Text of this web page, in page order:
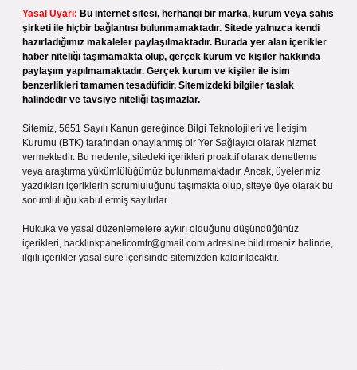
Yasal Uyarı: Bu internet sitesi, herhangi bir marka, kurum veya şahıs
şirketi ile hiçbir bağlantısı bulunmamaktadır. Sitede yalnızca kendi
hazırladığımız makaleler paylaşılmaktadır. Burada yer alan içerikler
haber niteliği taşımamakta olup, gerçek kurum ve kişiler hakkında
paylaşım yapılmamaktadır. Gerçek kurum ve kişiler ile isim
benzerlikleri tamamen tesadüfidir. Sitemizdeki bilgiler taslak
halindedir ve tavsiye niteliği taşımazlar.
Sitemiz, 5651 Sayılı Kanun gereğince Bilgi Teknolojileri ve İletişim
Kurumu (BTK) tarafından onaylanmış bir Yer Sağlayıcı olarak hizmet
vermektedir. Bu nedenle, sitedeki içerikleri proaktif olarak denetleme
veya araştırma yükümlülüğümüz bulunmamaktadır. Ancak, üyelerimiz
yazdıkları içeriklerin sorumluluğunu taşımakta olup, siteye üye olarak bu
sorumluluğu kabul etmiş sayılırlar.
Hukuka ve yasal düzenlemelere aykırı olduğunu düşündüğünüz
içerikleri, backlinkpanelicomtr@gmail.com adresine bildirmeniz halinde,
ilgili içerikler yasal süre içerisinde sitemizden kaldırılacaktır.